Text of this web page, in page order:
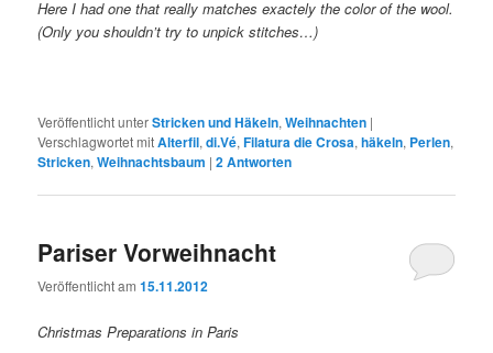
Here I had one that really matches exactely the color of the wool.
(Only you shouldn’t try to unpick stitches…)
Veröffentlicht unterStricken und Häkeln,Weihnachten |
Verschlagwortet mitAlterfil,di.Vé,Filatura die Crosa,häkeln, Perlen,
Stricken,Weihnachtsbaum |2Antworten
Pariser Vorweihnacht
Veröffentlicht am15.11.2012
Christmas Preparations in Paris